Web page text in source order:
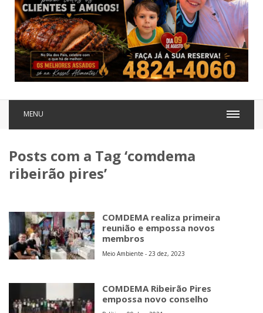
MENU
Posts com a Tag ‘comdema
ribeirão pires’
COMDEMA realiza primeira
reunião e empossa novos
membros
Meio Ambiente - 23 dez, 2023
COMDEMA Ribeirão Pires
empossa novo conselho